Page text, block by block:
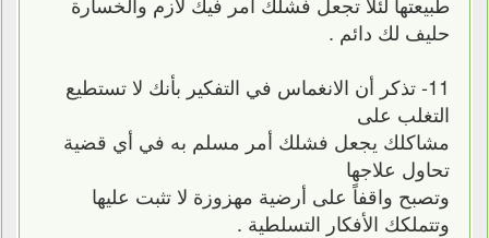
حليف لك دائم .
11- تذكر أن الانغماس في التفكير بأنك لا تستطيع
التغلب على
مشاكلك يجعل فشلك أمر مسلم به في أي قضية
تحاول علاجها
وتصبح واقفاً على أرضية مهزوزة لا تثبت عليها
وتتملكك الأفكار التسلطية .